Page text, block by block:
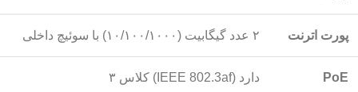
پورت اترنت ۲ عدد گیگابیت (۱۰/۱۰۰/۱۰۰۰) با سوئیچ داخلی
PoE دارد (IEEE 802.3af) کلاس ۳